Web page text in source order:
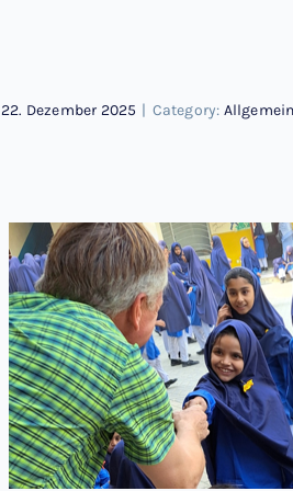
22. Dezember 2025 | Category: